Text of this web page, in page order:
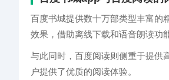
百度书城提供数十万部类型丰富的
效果，借助离线下载和语音朗读功
与此同时，百度阅读则侧重于提供
户提供了优质的阅读体验。